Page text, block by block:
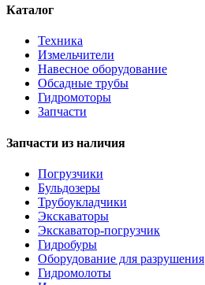
Каталог
Техника
Измельчители
Навесное оборудование
Обсадные трубы
Гидромоторы
Запчасти
Запчасти из наличия
Погрузчики
Бульдозеры
Трубоукладчики
Экскаваторы
Экскаватор-погрузчик
Гидробуры
Оборудование для разрушения
Гидромолоты